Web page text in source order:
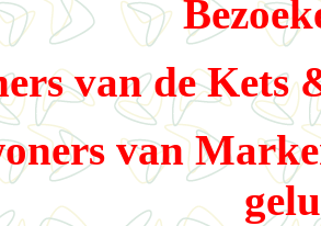
van de Kets
van